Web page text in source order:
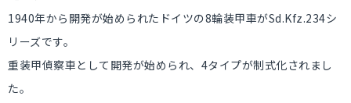
1940年から開発が始められたドイツの8輪装甲車がSd.Kfz.234シ
リーズです。
重装甲偵察車として開発が始められ、4タイプが制式化されまし
た。